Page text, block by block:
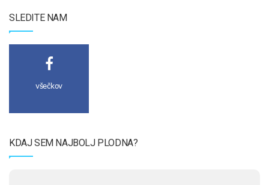
SLEDITE NAM
všečkov
KDAJ SEM NAJBOLJ PLODNA?